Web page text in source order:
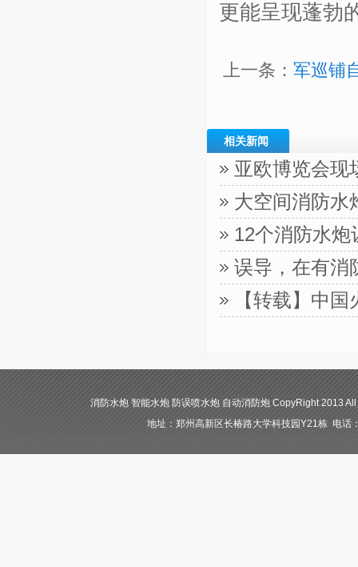
更能呈现蓬勃
上一条： 军巡铺
相关新闻
亚欧博览会现
大空间消防水
12个消防水
误导，在有消
【转载】中
消防水炮 智能水炮 防误喷水炮 自动消防炮 CopyRight 2013
地址：郑州高新区长椿路大学科技园Y21栋 电